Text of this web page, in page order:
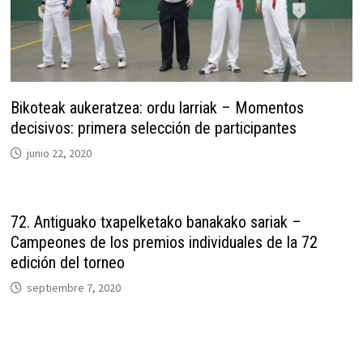
Bikoteak aukeratzea: ordu larriak – Momentos
decisivos: primera selección de participantes
junio 22, 2020
72. Antiguako txapelketako banakako sariak –
Campeones de los premios individuales de la 72
edición del torneo
septiembre 7, 2020